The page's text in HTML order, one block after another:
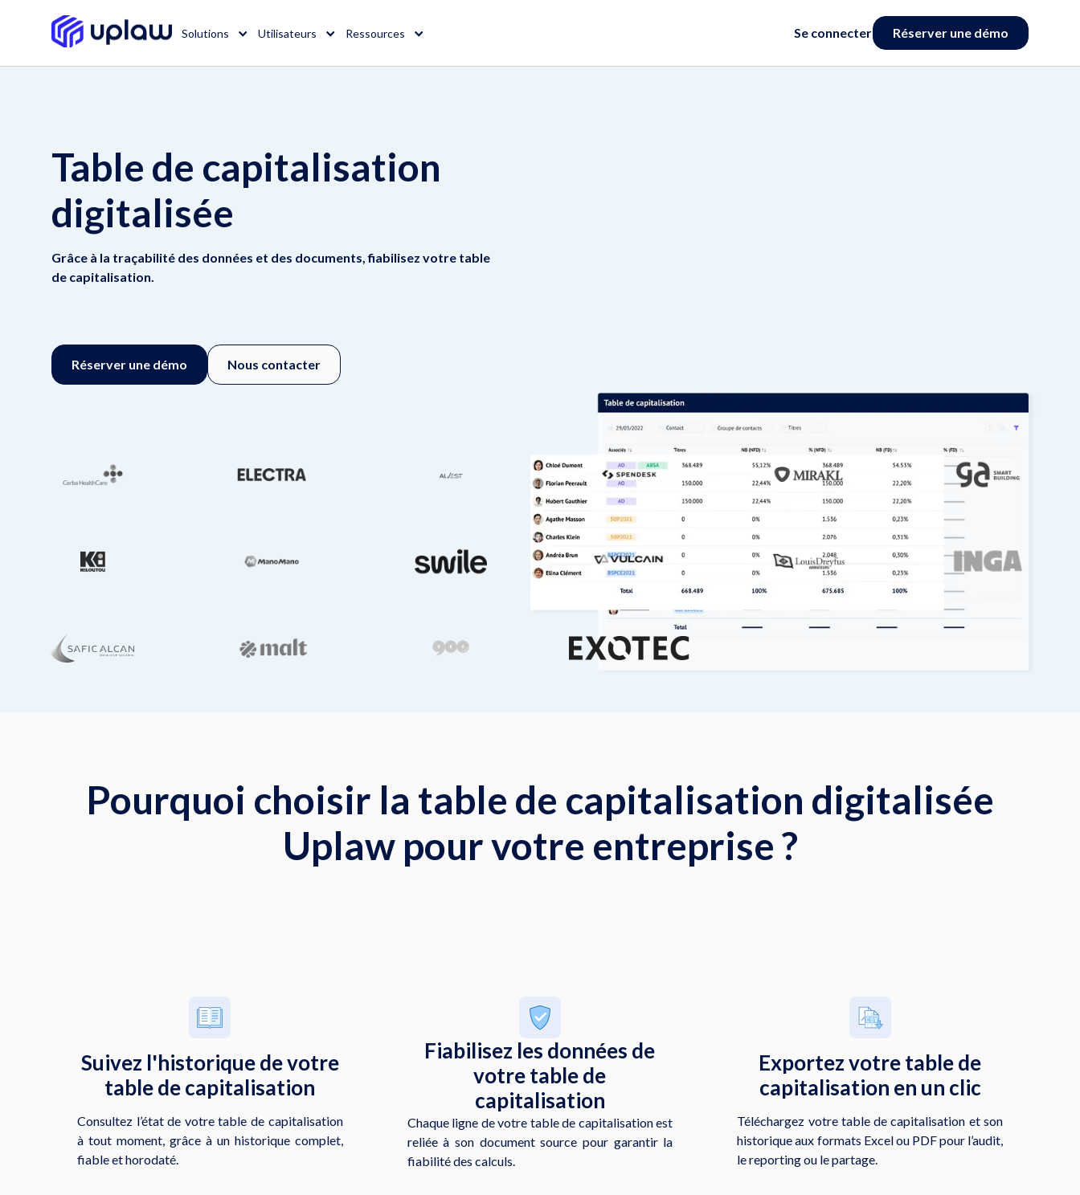
Solutions Utilisateurs Ressources Se connecter Réserver une démo
Table de capitalisation
digitalisée
Grâce à la traçabilité des données et des documents, fiabilisez votre table
de capitalisation.
Réserver une démo Nous contacter
Pourquoi choisir la table de capitalisation digitalisée
Uplaw pour votre entreprise ?
Suivez l'historique de votre
table de capitalisation
Consultez l’état de votre table de capitalisation
à tout moment, grâce à un historique complet,
fiable et horodaté.
Fiabilisez les données de
votre table de
capitalisation
Chaque ligne de votre table de capitalisation est
reliée à son document source pour garantir la
fiabilité des calculs.
Exportez votre table de
capitalisation en un clic
Téléchargez votre table de capitalisation et son
historique aux formats Excel ou PDF pour l’audit,
le reporting ou le partage.